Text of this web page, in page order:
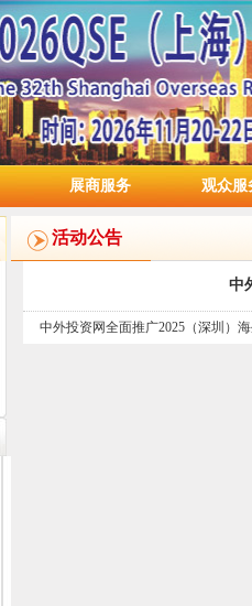
展商服务 观众服
活动公告
中
中外投资网全面推广2025（深圳）